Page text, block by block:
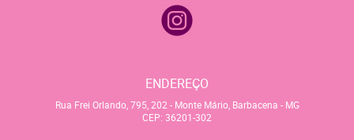
ENDEREÇO
Rua Frei Orlando, 795, 202 - Monte Mário, Barbacena - MG
CEP: 36201-302